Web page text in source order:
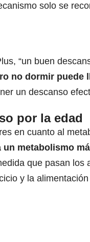
solo se
“un buen
no dormir puede
un descanso
por la edad
en cuanto al
un metabolismo
que pasan
y la